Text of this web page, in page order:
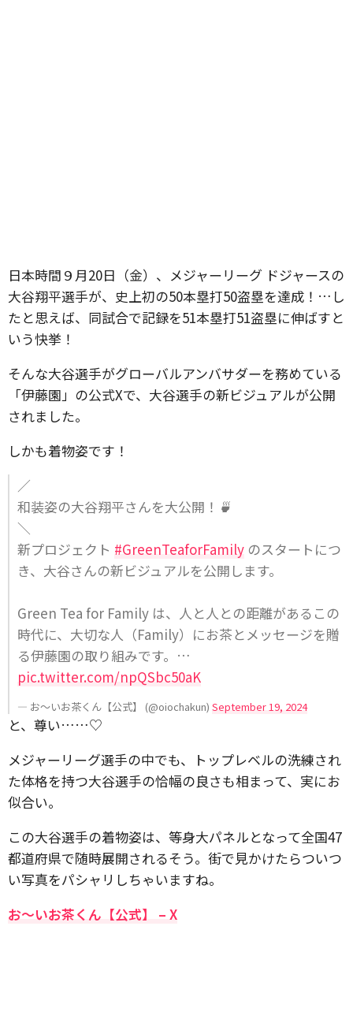
日本時間９月20日（金）、メジャーリーグ ドジャースの
大谷翔平選手が、史上初の50本塁打50盗塁を達成！…し
たと思えば、同試合で記録を51本塁打51盗塁に伸ばすと
いう快挙！
そんな大谷選手がグローバルアンバサダーを務めている
「伊藤園」の公式Xで、大谷選手の新ビジュアルが公開
されました。
しかも着物姿です！
／
和装姿の大谷翔平さんを大公開！🍵
＼
新プロジェクト #GreenTeaforFamily のスタートにつ
き、大谷さんの新ビジュアルを公開します。
Green Tea for Family は、人と人との距離があるこの
時代に、大切な人（Family）にお茶とメッセージを贈
る伊藤園の取り組みです。…
pic.twitter.com/npQSbc50aK
— お〜いお茶くん【公式】 (@oiochakun) September 19, 2024
と、尊い……♡
メジャーリーグ選手の中でも、トップレベルの洗練され
た体格を持つ大谷選手の恰幅の良さも相まって、実にお
似合い。
この大谷選手の着物姿は、等身大パネルとなって全国47
都道府県で随時展開されるそう。街で見かけたらついつ
い写真をパシャリしちゃいますね。
お〜いお茶くん【公式】 – X